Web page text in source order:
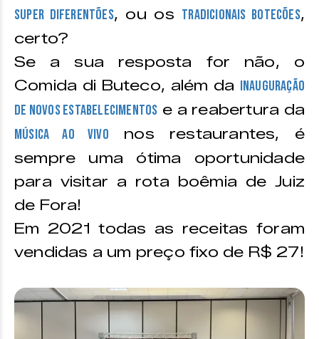
super diferentões, ou os tradicionais botecões,
certo?
Se a sua resposta for não, o
Comida di Buteco, além da inauguração
de novos estabelecimentos e a reabertura da
música ao vivo nos restaurantes, é
sempre uma ótima oportunidade
para visitar a rota boêmia de Juiz
de Fora!
Em 2021 todas as receitas foram
vendidas a um preço fixo de R$ 27!